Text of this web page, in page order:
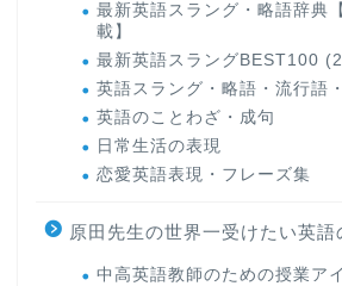
最新英語スラング・略語辞典
載】
最新英語スラングBEST100
英語スラング・略語・流行語
英語のことわざ・成句
日常生活の表現
恋愛英語表現・フレーズ集
原田先生の世界一受けたい英語
中高英語教師のための授業ア